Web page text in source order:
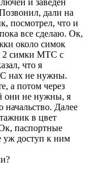
и заведён
дали на
посмотрел, что и
все сделаю. Ок,
около симок
2 симки МТС с
что я
нах не нужны.
а потом через
они не нужны, я
Далее
в цвет
паспортные
уж доступ к ним